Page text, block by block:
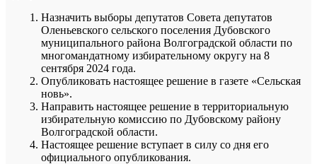
Назначить выборы депутатов Совета депутатов
Оленьевского сельского поселения Дубовского
муниципального района Волгоградской области по
многомандатному избирательному округу на 8
сентября 2024 года.
Опубликовать настоящее решение в газете «Сельская
новь».
Направить настоящее решение в территориальную
избирательную комиссию по Дубовскому району
Волгоградской области.
Настоящее решение вступает в силу со дня его
официального опубликования.